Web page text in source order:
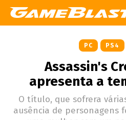
PC PS4
Assassin's
apresenta a
O título, que sofrera
ausência de personagens